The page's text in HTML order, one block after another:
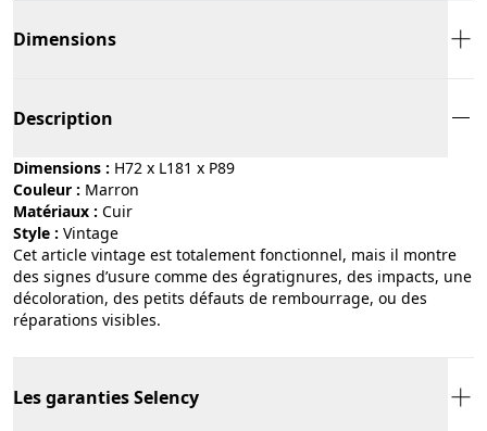
Dimensions
Description
Dimensions : H72 x L181 x P89
Couleur :
marron
Matériaux :
cuir
Style :
vintage
Cet article vintage est totalement fonctionnel, mais il montre
des signes d’usure comme des égratignures, des impacts, une
décoloration, des petits défauts de rembourrage, ou des
réparations visibles.
Les garanties Selency